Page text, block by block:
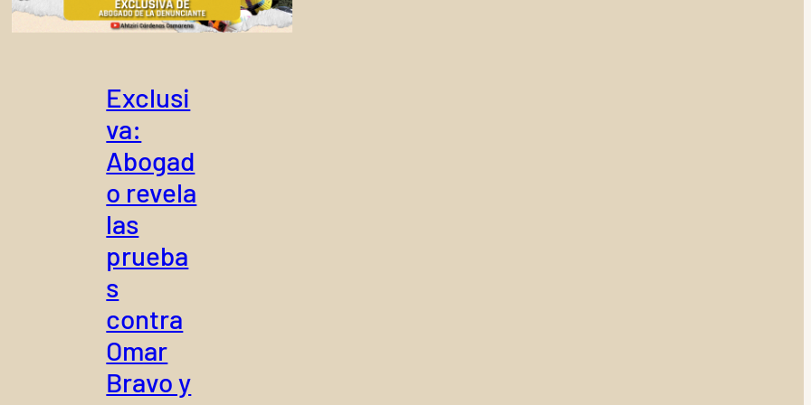
Exclusi
va:
Abogad
o revela
las
prueba
s
contra
Omar
Bravo y